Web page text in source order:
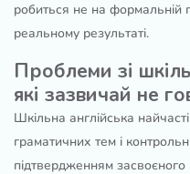
робиться не на формальній
реальному результаті.
Проблеми зі
які зазвичай не
Шкільна англійська
граматичних тем і
підтвердженням засвоєного